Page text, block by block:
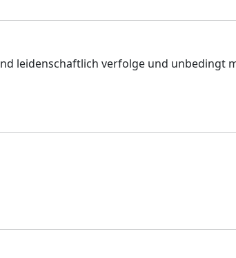
leidenschaftlich verfolge und